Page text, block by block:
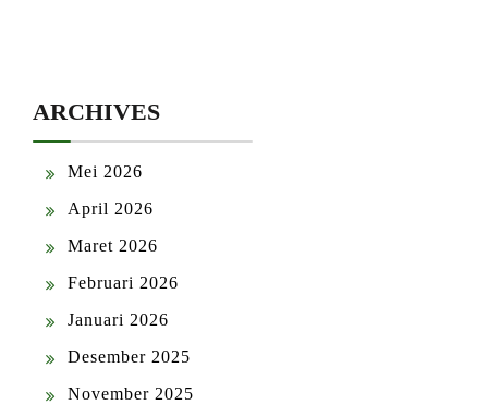
ARCHIVES
Mei 2026
April 2026
Maret 2026
Februari 2026
Januari 2026
Desember 2025
November 2025